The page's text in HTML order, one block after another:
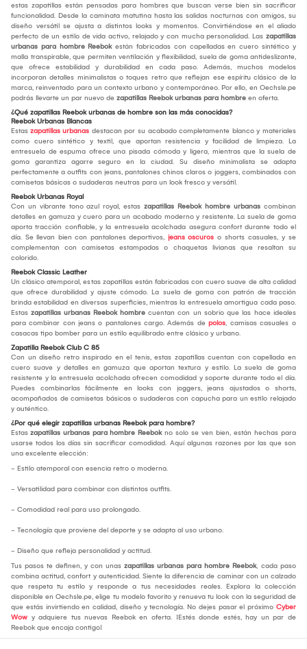
estas zapatillas están pensadas para hombres que buscan verse bien sin sacrificar
funcionalidad. Desde la caminata matutina hasta las salidas nocturnas con amigos, su
diseño versátil se ajusta a distintos looks y momentos. Convirtiéndose en el aliado
perfecto de un estilo de vida activo, relajado y con mucha personalidad. Las zapatillas
urbanas para hombre Reebok están fabricadas con capelladas en cuero sintético y
malla transpirable, que permiten ventilación y flexibilidad, suela de goma antideslizante,
que ofrece estabilidad y durabilidad en cada paso. Además, muchos modelos
incorporan detalles minimalistas o toques retro que reflejan ese espíritu clásico de la
marca, reinventado para un contexto urbano y contemporáneo. Por ello, en Oechsle.pe
podrás llevarte un par nuevo de zapatillas Reebok urbanas para hombre en oferta.
¿Qué zapatillas Reebok urbanas de hombre son las más conocidas?
Reebok Urbanas Blancas
Estas zapatillas urbanas destacan por su acabado completamente blanco y materiales
como cuero sintético y textil, que aportan resistencia y facilidad de limpieza. La
entresuela de espuma ofrece una pisada cómoda y ligera, mientras que la suela de
goma garantiza agarre seguro en la ciudad. Su diseño minimalista se adapta
perfectamente a outfits con jeans, pantalones chinos claros o joggers, combinados con
camisetas básicas o sudaderas neutras para un look fresco y versátil.
Reebok Urbanas Royal
Con un vibrante tono azul royal, estas zapatillas Reebok hombre urbanas combinan
detalles en gamuza y cuero para un acabado moderno y resistente. La suela de goma
aporta tracción confiable, y la entresuela acolchada asegura confort durante todo el
día. Se llevan bien con pantalones deportivos, jeans oscuros o shorts casuales, y se
complementan con camisetas estampadas o chaquetas livianas que resaltan su
colorido.
Reebok Classic Leather
Un clásico atemporal, estas zapatillas están fabricadas con cuero suave de alta calidad
que ofrece durabilidad y ajuste cómodo. La suela de goma con patrón de tracción
brinda estabilidad en diversas superficies, mientras la entresuela amortigua cada paso.
Estas zapatillas urbanas Reebok hombre cuentan con un sobrio que las hace ideales
para combinar con jeans o pantalones cargo. Además de polos, camisas casuales o
casacas tipo bomber para un estilo equilibrado entre clásico y urbano.
Zapatilla Reebok Club C 85
Con un diseño retro inspirado en el tenis, estas zapatillas cuentan con capellada en
cuero suave y detalles en gamuza que aportan textura y estilo. La suela de goma
resistente y la entresuela acolchada ofrecen comodidad y soporte durante todo el día.
Puedes combinarlas fácilmente en looks con joggers, jeans ajustados o shorts,
acompañados de camisetas básicas o sudaderas con capucha para un estilo relajado
y auténtico.
¿Por qué elegir zapatillas urbanas Reebok para hombre?
Estas zapatillas urbanas para hombre Reebokno solo se ven bien, están hechas para
usarse todos los días sin sacrificar comodidad. Aquí algunas razones por las que son
una excelente elección:
- Estilo atemporal con esencia retro o moderna.
- Versatilidad para combinar con distintos outfits.
- Comodidad real para uso prolongado.
- Tecnología que proviene del deporte y se adapta al uso urbano.
- Diseño que refleja personalidad y actitud.
Tus pasos te definen, y con unas zapatillas urbanas para hombre Reebok, cada paso
combina actitud, confort y autenticidad. Siente la diferencia de caminar con un calzado
que respeta tu estilo y responde a tus necesidades reales. Explora la colección
disponible en Oechsle.pe, elige tu modelo favorito y renueva tu look con la seguridad de
que estás invirtiendo en calidad, diseño y tecnología. No dejes pasar el próximo Cyber
Wow y adquiere tus nuevas Reebok en oferta. ¡Estés donde estés, hay un par de
Reebok que encaja contigo!